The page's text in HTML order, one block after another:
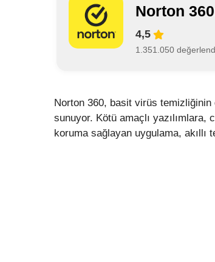
Norton
4,5
1.351.050
Norton 360, basit virüs
sunuyor. Kötü amaçlı yazılımlara,
koruma sağlayan uygulama, akıllı